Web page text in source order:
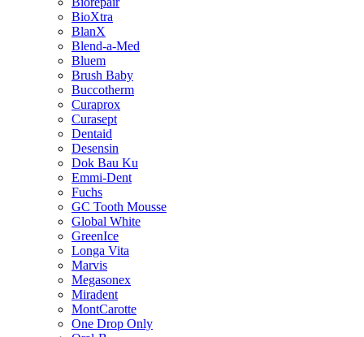
BioXtra
BlanX
Blend-a-Med
Bluem
Brush Baby
Buccotherm
Curaprox
Curasept
Dentaid
Desensin
Dok Bau Ku
Emmi-Dent
Fuchs
GC Tooth Mousse
Global White
GreenIce
Longa Vita
Marvis
Megasonex
Miradent
MontCarotte
One Drop Only